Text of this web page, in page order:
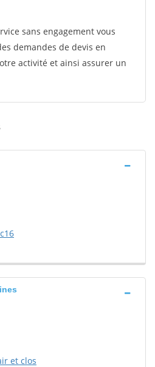
sans engagement vous
demandes de devis en
activité et ainsi assurer un
et clos